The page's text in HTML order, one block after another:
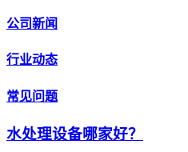
公司新闻
行业动态
常见问题
水处理设备哪家好？